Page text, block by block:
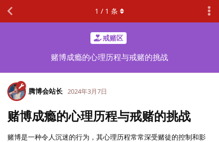
戒赌区
赌博成瘾的心理历程与戒赌的挑战
1 / 1 条
腾博会站长 2024年3月7日
赌博成瘾的心理历程与戒赌的挑战
赌博是一种令人沉迷的行为，其心理历程常常深受赌徒的控制和影